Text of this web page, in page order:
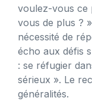
voulez-vous ce
vous de plus ?
nécessité de
écho aux défis
: se réfugier
sérieux ». Le
généralités.